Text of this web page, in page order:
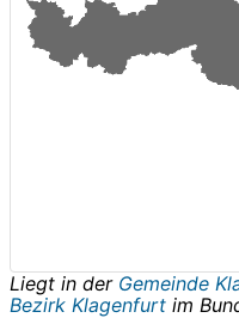
Liegt in der Gemeinde
Bezirk Klagenfurt im